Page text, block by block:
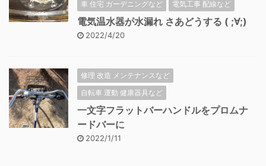
車 住宅 ガーデニングなど
電気工事 配線など
電気温水器が水漏れ さあどうする ( ;∀;)
2022/4/20
修理 改造 メンテナンスなど
自転車 運動 健康器具など
一文字フラットバーハンドルをプロムナ
ードバーに
2022/1/11